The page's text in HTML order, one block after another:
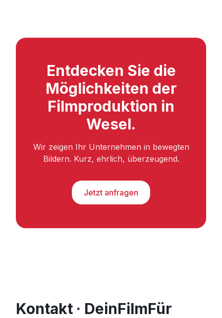
Entdecken Sie die
Möglichkeiten der
Filmproduktion in
Wesel.
Wir zeigen Ihr Unternehmen in bewegten
Bildern. Kurz, ehrlich, überzeugend.
Jetzt anfragen
Kontakt · DeinFilmFür